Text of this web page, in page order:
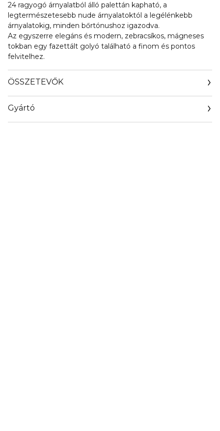
24 ragyogó árnyalatból álló palettán kapható, a
legtermészetesebb nude árnyalatoktól a legélénkebb
árnyalatokig, minden bőrtónushoz igazodva.
Az egyszerre elegáns és modern, zebracsíkos, mágneses
tokban egy fazettált golyó található a finom és pontos
felvitelhez.
ÖSSZETEVŐK
Gyártó